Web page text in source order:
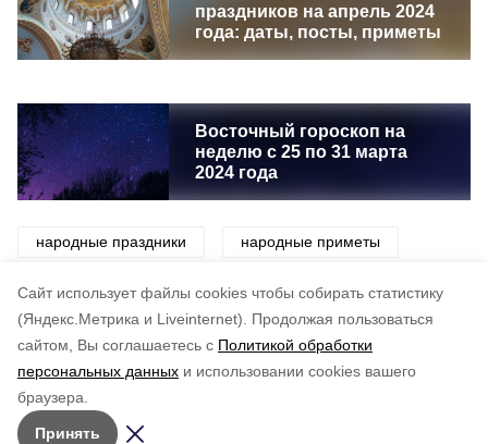
Cайт использует файлы cookies чтобы собирать статистику
(Яндекс.Метрика и Liveinternet).
Продолжая пользоваться
сайтом, Вы соглашаетесь с Политикой обработки
персональных данных и использовании cookies вашего
браузера.
Принять
праздников на апрель 2024
года: даты, посты, приметы
Восточный гороскоп на
неделю с 25 по 31 марта
2024 года
народные праздники народные приметы
приметы праздники традиции
по оценке
5